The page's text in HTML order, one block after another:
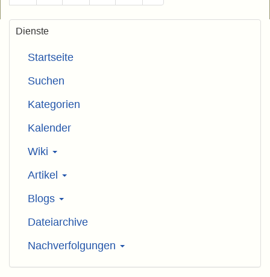
Dienste
Startseite
Suchen
Kategorien
Kalender
Wiki
Artikel
Blogs
Dateiarchive
Nachverfolgungen